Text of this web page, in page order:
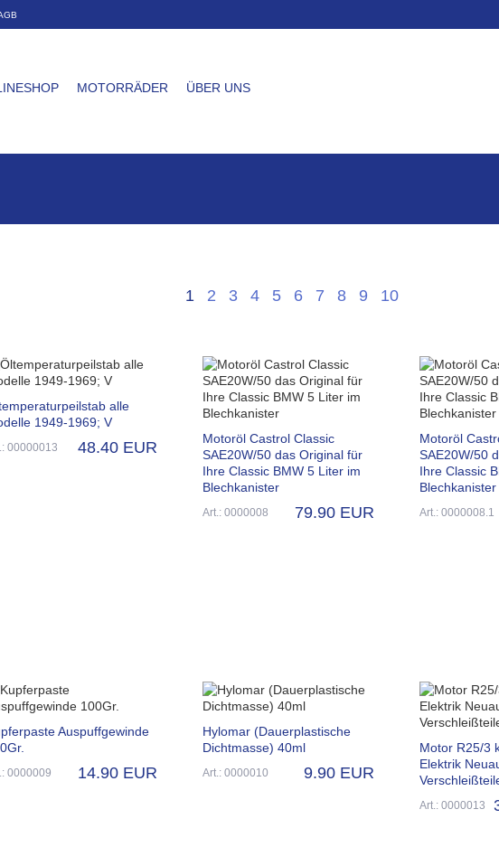
MOTORRÄDER ÜBER UNS
1 2 3 4 5 6 7 8 9 10
alle
1949-1969; V
00000013 48.40 EUR
Motoröl Castrol Classic
SAE20W/50 das Original für
Ihre Classic BMW 5 Liter im
Blechkanister
Art.: 0000008 79.90 EUR
Motoröl
SAE20W/50
Ihre Classic
Blechkanister
Art.: 0000008.1
Auspuffgewinde
0000009 14.90 EUR
Hylomar (Dauerplastische
Dichtmasse) 40ml
Art.: 0000010 9.90 EUR
Motor R25/3
Elektrik
Art.: 0000013